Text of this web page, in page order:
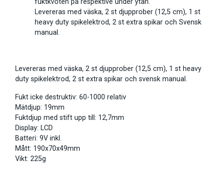
fuktkvoten på respektive under ytan.
Levereras med väska, 2 st djupprober (12,5 cm), 1 st
heavy duty spikelektrod, 2 st extra spikar och Svensk
manual.
Levereras med väska, 2 st djupprober (12,5 cm), 1 st heavy
duty spikelektrod, 2 st extra spikar och svensk manual.
Fukt icke destruktiv: 60-1000 relativ
Mätdjup: 19mm
Fuktdjup med stift upp till: 12,7mm
Display: LCD
Batteri: 9V inkl.
Mått: 190x70x49mm
Vikt: 225g